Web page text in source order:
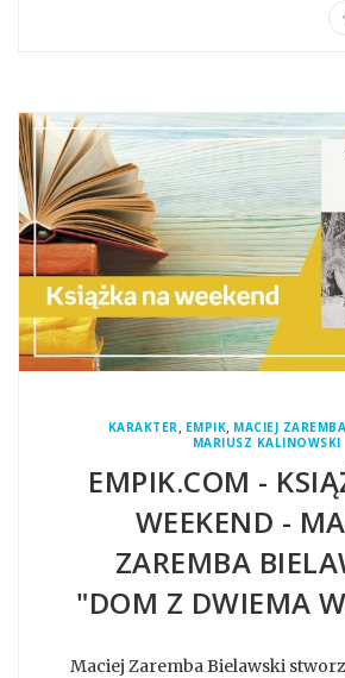
KARAKTER , EMPIK, MACIEJ
MARIUSZ KALINOWSKI
EMPIK.COM -
WEEKEND -
ZAREMBA
"DOM Z DWIEMA
Maciej Zaremba Bielawski